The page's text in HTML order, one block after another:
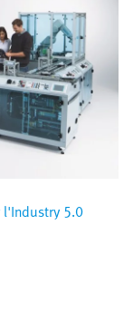
5.0